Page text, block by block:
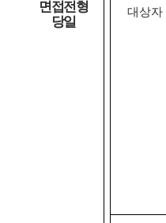
면접전형
당일
대상자